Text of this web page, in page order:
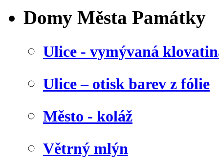
Domy Města Památky
Ulice - vymývaná
Ulice – otisk barev z fólie
Město - koláž
Větrný mlýn